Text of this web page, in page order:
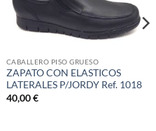
CABALLERO PISO GRUESO
ZAPATO CON ELASTICOS
LATERALES P/JORDY Ref. 1018
40,00€